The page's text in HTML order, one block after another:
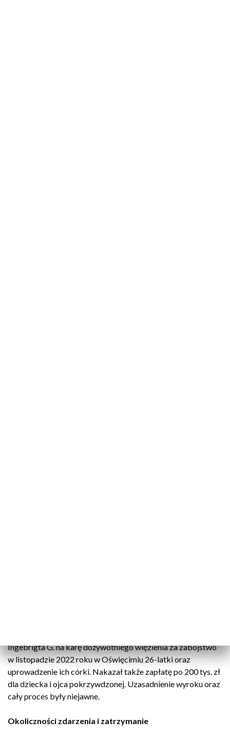
Ingebrigta G. na karę dożywotniego więzienia za zabójstwo
w listopadzie 2022 roku w Oświęcimiu 26-latki oraz
uprowadzenie ich córki. Nakazał także zapłatę po 200 tys. zł
dla dziecka i ojca pokrzywdzonej. Uzasadnienie wyroku oraz
cały proces były niejawne.
Okoliczności zdarzenia i zatrzymanie